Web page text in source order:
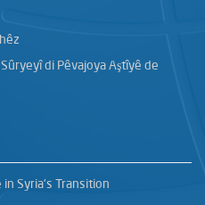
di Pêvajoya Aştîyê de
Syria’s Transition